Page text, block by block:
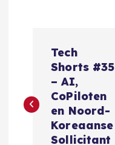
r
Tech
Shorts #35
– AI,
CoPiloten
en Noord-
Koreaanse
Sollicitant